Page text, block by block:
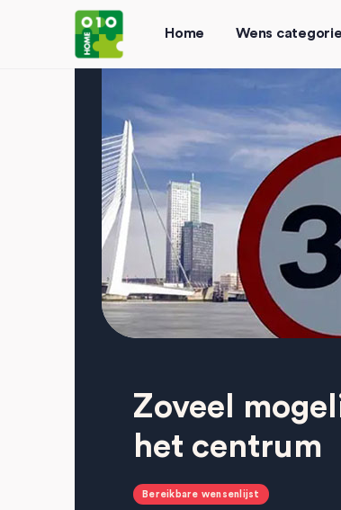
Home Wens
Zoveel
het centrum
Bereikbare wensenlijst